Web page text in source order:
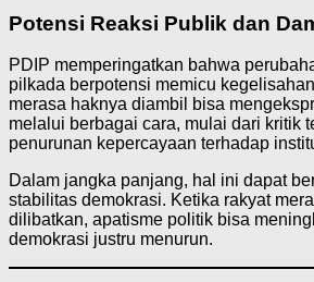
Potensi Reaksi Publik dan
PDIP memperingatkan bahwa
pilkada berpotensi memicu
merasa haknya diambil bisa
melalui berbagai cara, mulai dari kritik
penurunan kepercayaan terhadap
Dalam jangka panjang, hal ini dapat
stabilitas demokrasi. Ketika rakyat
dilibatkan, apatisme politik bisa
demokrasi justru menurun.